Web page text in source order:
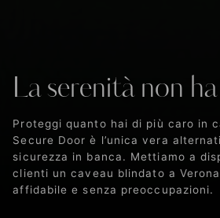
La serenità non
Proteggi quanto hai di più caro in
Secure Door è l’unica vera
sicurezza in banca. Mettiamo a
clienti un caveau blindato a
affidabile e senza preoccupazioni.